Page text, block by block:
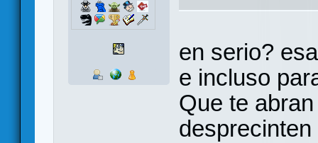
en serio?
e incluso
Que te